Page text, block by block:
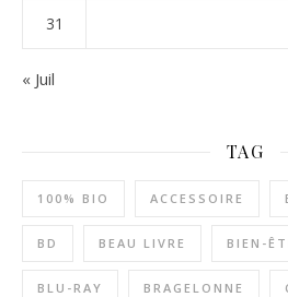
31
« Juil
TAG
100% BIO ACCESSOIRE
BD BEAU LIVRE BIEN-
BLU-RAY BRAGELONNE